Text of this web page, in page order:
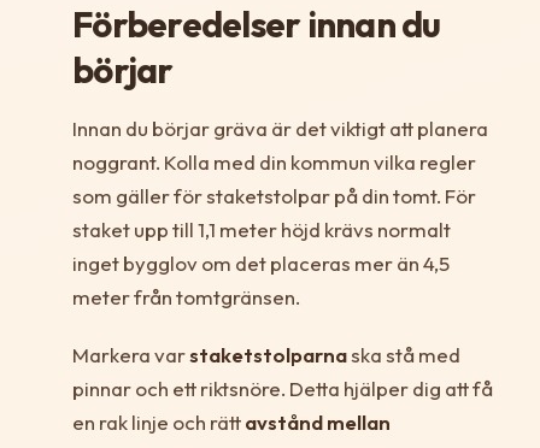
Förberedelser innan du
börjar
Innan du börjar gräva är det viktigt att planera
noggrant. Kolla med din kommun vilka regler
som gäller för staketstolpar på din tomt. För
staket upp till 1,1 meter höjd krävs normalt
inget bygglov om det placeras mer än 4,5
meter från tomtgränsen.
Markera varstaketstolparnaska stå med
pinnar och ett riktsnöre. Detta hjälper dig att få
en rak linje och rättavstånd mellan